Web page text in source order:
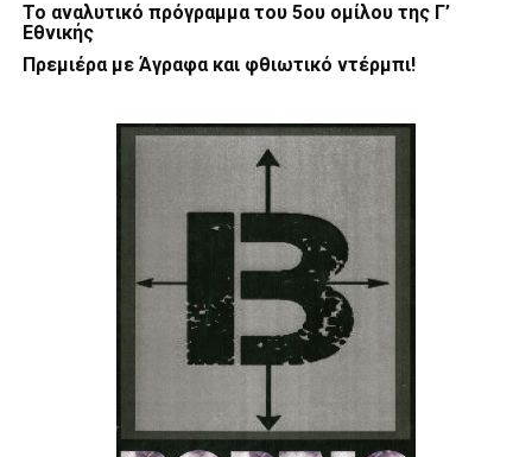
Το αναλυτικό πρόγραμμα του 5ου ομίλου της Γ’
Εθνικής
Πρεμιέρα με Άγραφα και φθιωτικό ντέρμπι!